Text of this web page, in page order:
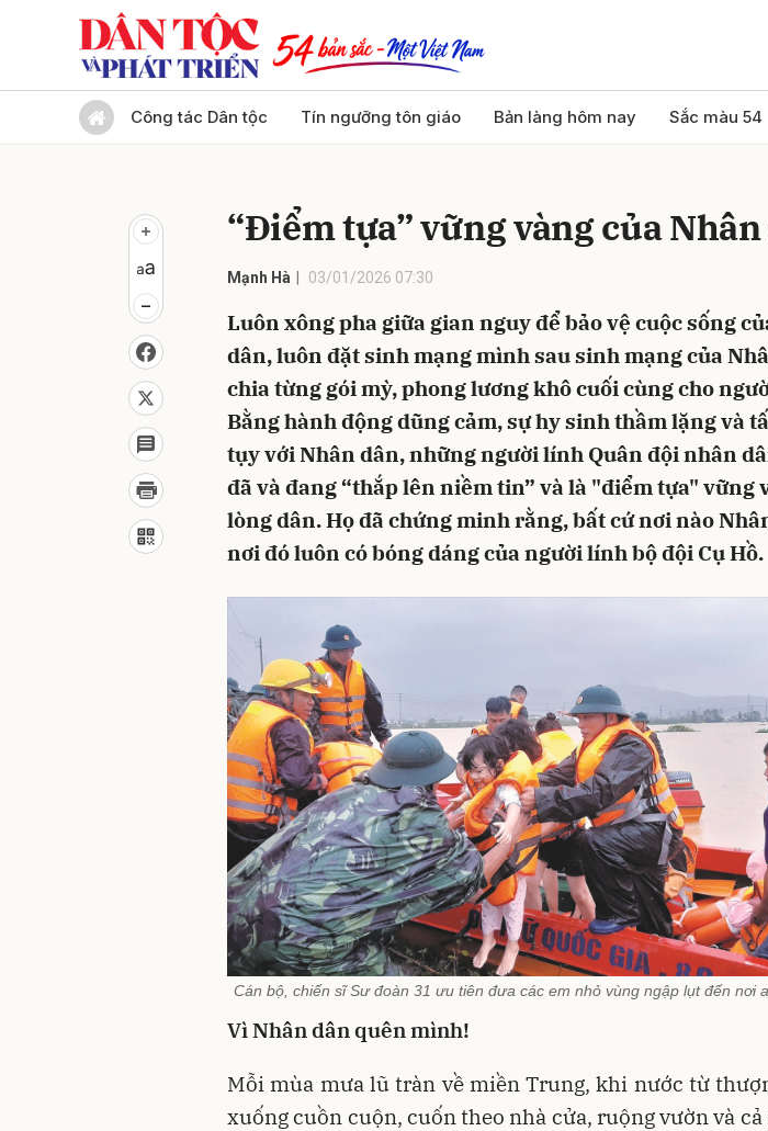
Công tác Dân tộc Tín ngưỡng tôn giáo Bản làng hôm nay Sắc màu 54
“Điểm tựa” vững vàng của
Mạnh Hà 03/01/2026 07:30
Luôn xông pha giữa gian nguy để bảo vệ cuộc sống
dân, luôn đặt sinh mạng mình sau sinh mạng của
chia từng gói mỳ, phong lương khô cuối cùng cho
Bằng hành động dũng cảm, sự hy sinh thầm lặng và
tụy với Nhân dân, những người lính Quân đội nhân
đã và đang “thắp lên niềm tin” và là "điểm tựa" vững
lòng dân. Họ đã chứng minh rằng, bất cứ nơi nào
nơi đó luôn có bóng dáng của người lính bộ đội Cụ Hồ.
Cán bộ, chiến sĩ Sư đoàn 31 ưu tiên đưa các em nhỏ vùng ngập lụt đến nơi
Vì Nhân dân quên mình!
Mỗi mùa mưa lũ tràn về miền Trung, khi nước từ
xuống cuồn cuộn, cuốn theo nhà cửa, ruộng vườn và
Gửi bình luận